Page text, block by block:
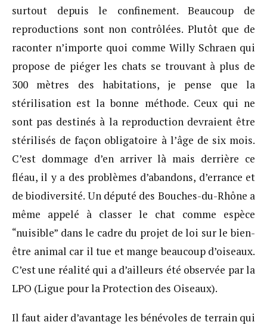
surtout depuis le confinement. Beaucoup de
reproductions sont non contrôlées. Plutôt que de
raconter n’importe quoi comme Willy Schraen qui
propose de piéger les chats se trouvant à plus de
300 mètres des habitations, je pense que la
stérilisation est la bonne méthode. Ceux qui ne
sont pas destinés à la reproduction devraient être
stérilisés de façon obligatoire à l’âge de six mois.
C’est dommage d’en arriver là mais derrière ce
fléau, il y a des problèmes d’abandons, d’errance et
de biodiversité. Un député des Bouches-du-Rhône a
même appelé à classer le chat comme espèce
“nuisible” dans le cadre du projet de loi sur le bien-
être animal car il tue et mange beaucoup d’oiseaux.
C’est une réalité qui a d’ailleurs été observée par la
LPO (Ligue pour la Protection des Oiseaux).
Il faut aider d’avantage les bénévoles de terrain qui